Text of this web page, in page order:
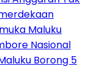
Maluku
Nasional
Borong 5